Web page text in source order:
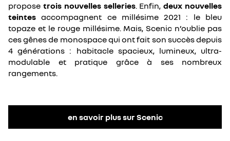
propose trois nouvelles selleries. Enfin,deux nouvelles
teintes accompagnent ce millésime 2021 : le bleu
topaze et le rouge millésime. Mais, Scenic n’oublie pas
ces gênes de monospace qui ont fait son succès depuis
4 générations : habitacle spacieux, lumineux, ultra-
modulable et pratique grâce à ses nombreux
rangements.
en savoir plus sur Scenic